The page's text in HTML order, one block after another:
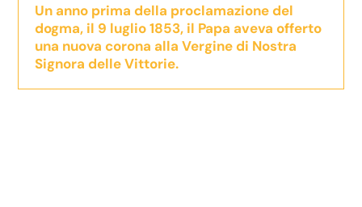
Un anno prima della proclamazione del
dogma, il 9 luglio 1853, il Papa aveva offerto
una nuova corona alla Vergine di Nostra
Signora delle Vittorie.